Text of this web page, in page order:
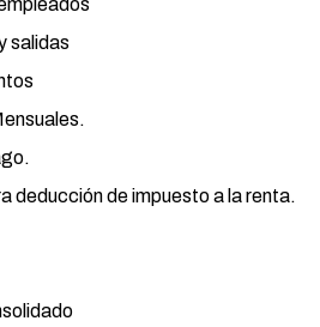
salidas
deducción de impuesto a la renta.